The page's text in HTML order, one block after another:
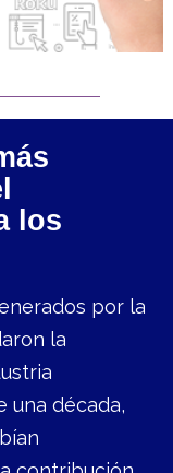
los
por la
la
una década,